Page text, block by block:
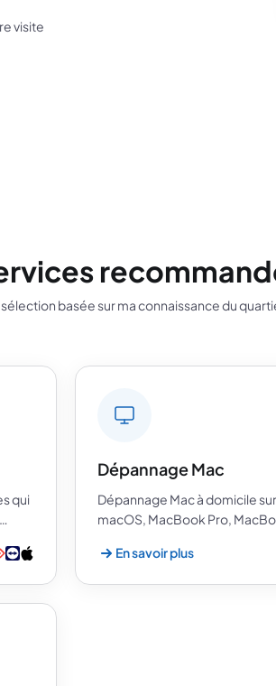
visite
sélection basée sur ma connaissance du
qui
Dépannage Mac
Dépannage Mac à domicile
macOS, MacBook Pro,
En savoir plus